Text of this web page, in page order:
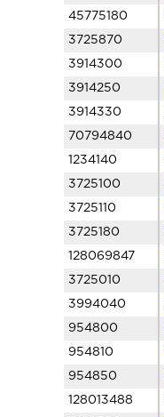
45775180
3725870
3914300
3914250
3914330
70794840
1234140
3725100
3725110
3725180
128069847
3725010
3994040
954800
954810
954850
128013488